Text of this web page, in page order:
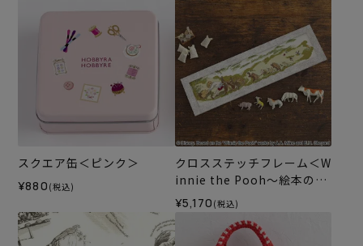
スクエア缶＜ピンク＞
¥880 (税込)
クロスステッチフレーム＜W
innie the Pooh～絵本の中
から～＞
¥5,170 (税込)